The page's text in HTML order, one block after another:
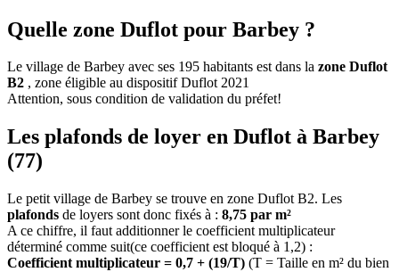
Quelle zone Duflot pour Barbey ?
Le village de Barbey avec ses 195 habitants est dans la zone Duflot
B2 , zone éligible au dispositif Duflot 2021
Attention, sous condition de validation du préfet!
Les plafonds de loyer en Duflot à Barbey
(77)
Le petit village de Barbey se trouve en zone Duflot B2. Les
plafonds de loyers sont donc fixés à : 8,75 par m²
A ce chiffre, il faut additionner le coefficient multiplicateur
déterminé comme suit(ce coefficient est bloqué à 1,2) :
Coefficient multiplicateur = 0,7 + (19/T) (T = Taille en m² du bien